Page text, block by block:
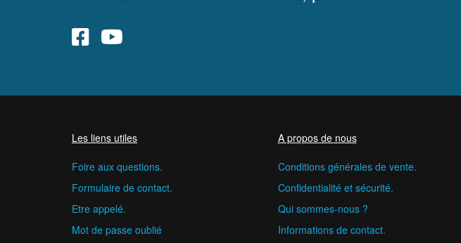
Les liens utiles
Foire aux questions.
Formulaire de contact.
Etre appelé.
Mot de passe oublié
A propos de nous
Conditions générales de vente.
Confidentialité et sécurité.
Qui sommes-nous ?
Informations de contact.